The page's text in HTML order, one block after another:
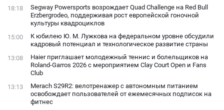
18:18
Segway Powersports возрождает Quad Challenge на Red Bull
Erzbergrodeo, поддерживая рост европейской гоночной
культуры квадроциклов
15:00
К юбилею Ю. М. Лужкова на федеральном уровне обсудили
кадровый потенциал и технологическое развитие страны
13:08
Haier приглашает молодежный теннис и болельщиков на
Roland-Garros 2026 с мероприятием Clay Court Open и Fans
Club
13:13
Merach S29R2: велотренажер с автономным питанием
освобождает пользователей от ежемесячных подписок на
фитнес